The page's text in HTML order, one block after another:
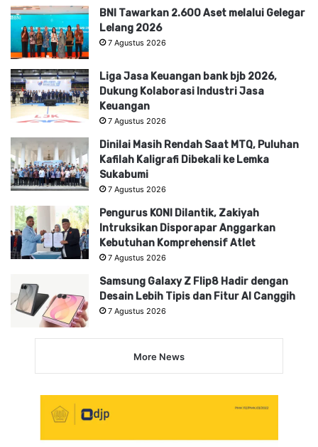
BNI Tawarkan 2.600 Aset melalui Gelegar
Lelang 2026
7 Agustus 2026
Liga Jasa Keuangan bank bjb 2026,
Dukung Kolaborasi Industri Jasa
Keuangan
7 Agustus 2026
Dinilai Masih Rendah Saat MTQ, Puluhan
Kafilah Kaligrafi Dibekali ke Lemka
Sukabumi
7 Agustus 2026
Pengurus KONI Dilantik, Zakiyah
Intruksikan Disporapar Anggarkan
Kebutuhan Komprehensif Atlet
7 Agustus 2026
Samsung Galaxy Z Flip8 Hadir dengan
Desain Lebih Tipis dan Fitur AI Canggih
7 Agustus 2026
More News